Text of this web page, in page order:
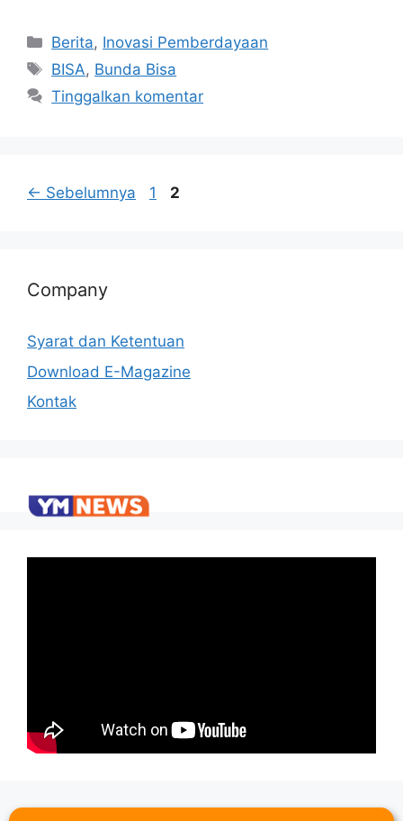
Berita, Inovasi Pemberdayaan
BISA, Bunda Bisa
Tinggalkan komentar
← Sebelumnya 1 2
Company
Syarat dan Ketentuan
Download E-Magazine
Kontak